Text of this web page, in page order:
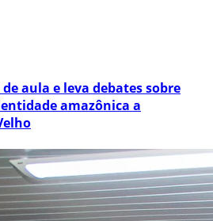
aula e leva debates sobre
amazônica a